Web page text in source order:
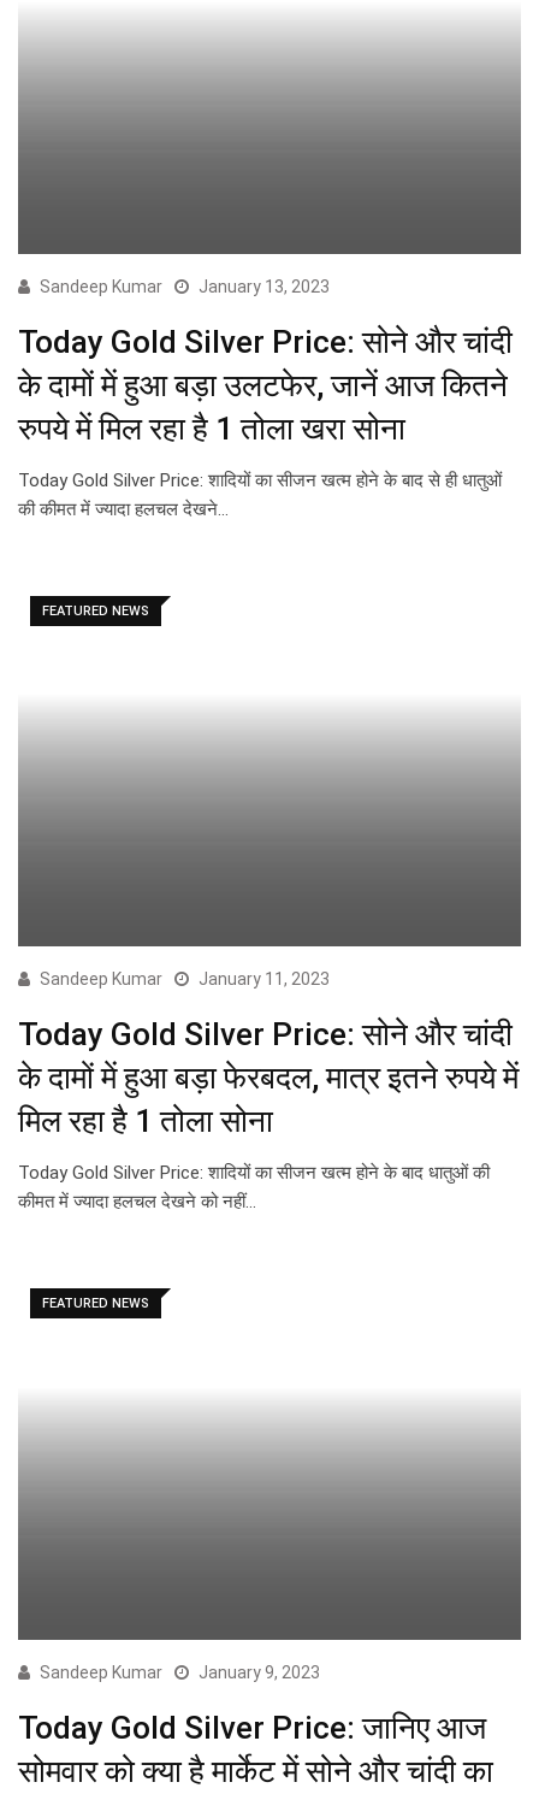
Sandeep Kumar January 13, 2023
Today Gold Silver Price: सोने और चांदी
के दामों में हुआ बड़ा उलटफेर, जानें आज कितने
रुपये में मिल रहा है 1 तोला खरा सोना
Today Gold Silver Price: शादियों का सीजन खत्म होने के बाद से ही धातुओं
की कीमत में ज्यादा हलचल देखने…
FEATURED NEWS
Sandeep Kumar January 11, 2023
Today Gold Silver Price: सोने और चांदी
के दामों में हुआ बड़ा फेरबदल, मात्र इतने रुपये में
मिल रहा है 1 तोला सोना
Today Gold Silver Price: शादियों का सीजन खत्म होने के बाद धातुओं की
कीमत में ज्यादा हलचल देखने को नहीं…
FEATURED NEWS
Sandeep Kumar January 9, 2023
Today Gold Silver Price: जानिए आज
सोमवार को क्या है मार्केट में सोने और चांदी का